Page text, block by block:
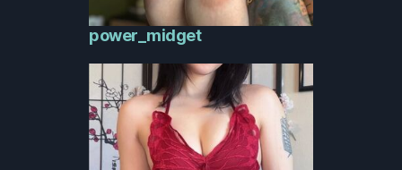
power_midget